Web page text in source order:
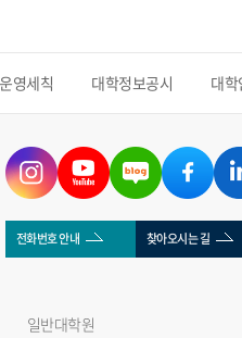
감소하는 한계가 있었다.
MXene 층 사이에 삽입한 계층적
을 높였다.개발된 센서는 3~88%
며, 응답과 회복 모두 1초 이내에
다 감도가 약 4배 향상됐고,
했다. 또한 2,250회의 반복 굽힘
이상을 유지했다.연구진은
신 모듈에 연계해 젖음 정도와
로 감지했다. 이를 통해
영세칙 대학정보공시 대
전화번호 안내 찾아오시는 길
일반대학원